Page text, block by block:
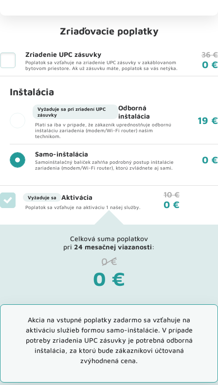
Zriaďovacie poplatky
Zriadenie UPC zásuvky
Poplatok sa vzťahuje na zriadenie UPC zásuvky v zakáblovanom
bytovom priestore. Ak už zásuvku máte, poplatok sa vás netýka.
36 €
0 €
Inštalácia
Vyžaduje sa pri zriadení UPC
zásuvky
Odborná
inštalácia
Platí sa iba v prípade, že zákazník uprednostňuje odbornú
inštaláciu zariadenia (modem/Wi-Fi router) našim
technikom.
19 €
Samo-inštalácia
Samoinštalačný balíček zahŕňa podrobný postup inštalácie
zariadenia (modem/Wi-Fi router), ktorú zvládnete aj sami.
0 €
Vyžaduje sa Aktivácia
Poplatok sa vzťahuje na aktiváciu 1 našej služby.
10 €
0 €
Celková suma poplatkov
pri 24 mesačnej viazanosti:
0€
0 €
Akcia na vstupné poplatky zadarmo sa vzťahuje na
aktiváciu služieb formou samo-inštalácie. V prípade
potreby zriadenia UPC zásuvky je potrebná odborná
inštalácia, za ktorú bude zákazníkovi účtovaná
zvýhodnená cena.